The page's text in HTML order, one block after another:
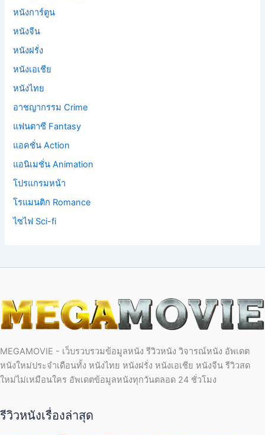
หนังการ์ตูน
หนังจีน
หนังฝรั่ง
หนังเอเชีย
หนังไทย
อาชญากรรม Crime
แฟนตาซี Fantasy
แอคชั่น Action
แอนิเมชั่น Animation
โปรแกรมหน้า
โรแมนติก Romance
ไซไฟ Sci-fi
MEGAMOVIE - เว็บรวบรวมข้อมูลหนัง รีวิวหนัง วิจารณ์หนัง อัพเดต
หนังใหม่ประจำเดือนทั้ง หนังไทย หนังฝรั่ง หนังเอเชีย หนังจีน รีวิวสด
ใหม่ไม่เหมือนใคร อัพเดตข้อมูลหนังทุกวันตลอด 24 ชั่วโมง
รีวิวหนังเรื่องล่าสุด